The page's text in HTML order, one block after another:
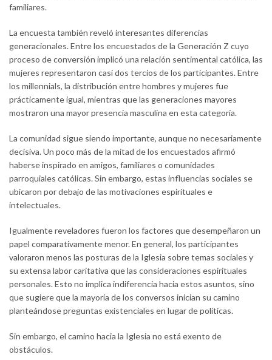
familiares.
La encuesta también reveló interesantes diferencias
generacionales. Entre los encuestados de la Generación Z cuyo
proceso de conversión implicó una relación sentimental católica, las
mujeres representaron casi dos tercios de los participantes. Entre
los millennials, la distribución entre hombres y mujeres fue
prácticamente igual, mientras que las generaciones mayores
mostraron una mayor presencia masculina en esta categoría.
La comunidad sigue siendo importante, aunque no necesariamente
decisiva. Un poco más de la mitad de los encuestados afirmó
haberse inspirado en amigos, familiares o comunidades
parroquiales católicas. Sin embargo, estas influencias sociales se
ubicaron por debajo de las motivaciones espirituales e
intelectuales.
Igualmente reveladores fueron los factores que desempeñaron un
papel comparativamente menor. En general, los participantes
valoraron menos las posturas de la Iglesia sobre temas sociales y
su extensa labor caritativa que las consideraciones espirituales
personales. Esto no implica indiferencia hacia estos asuntos, sino
que sugiere que la mayoría de los conversos inician su camino
planteándose preguntas existenciales en lugar de políticas.
Sin embargo, el camino hacia la Iglesia no está exento de
obstáculos.